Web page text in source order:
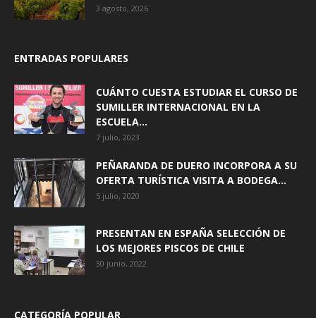
3 agosto, 2026
ENTRADAS POPULARES
CUÁNTO CUESTA ESTUDIAR EL CURSO DE
SUMILLER INTERNACIONAL EN LA
ESCUELA...
7 julio, 2023
PEÑARANDA DE DUERO INCORPORA A SU
OFERTA TURÍSTICA VISITA A BODEGA...
5 julio, 2020
PRESENTAN EN ESPAÑA SELECCIÓN DE
LOS MEJORES PISCOS DE CHILE
30 junio, 2022
CATEGORÍA POPULAR